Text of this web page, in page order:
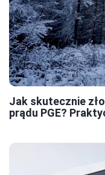
Jak skutecznie
prądu PGE?